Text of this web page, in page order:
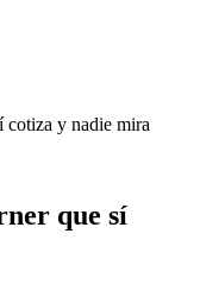
cotiza y nadie mira
que sí